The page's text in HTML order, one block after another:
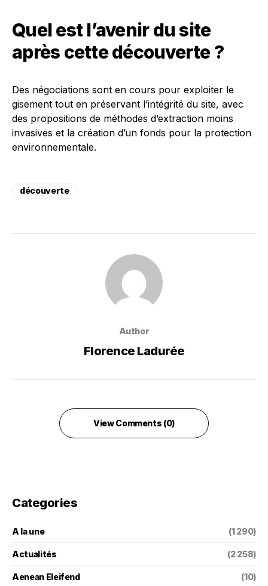
Quel est l’avenir du site
après cette découverte ?
Des négociations sont en cours pour exploiter le
gisement tout en préservant l’intégrité du site, avec
des propositions de méthodes d’extraction moins
invasives et la création d’un fonds pour la protection
environnementale.
découverte
Author
Florence Ladurée
View Comments (0)
Categories
A la une (1 290)
Actualités (2 258)
Aenean Eleifend (10)